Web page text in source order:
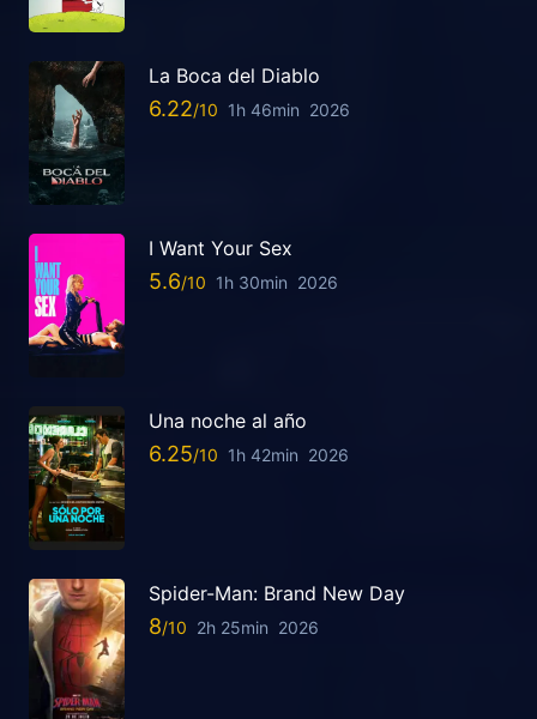
La Boca del Diablo
6.22 1h 46min 2026
I Want Your Sex
5.6 1h 30min 2026
Una noche al año
6.25 1h 42min 2026
Spider-Man: Brand New Day
8 2h 25min 2026